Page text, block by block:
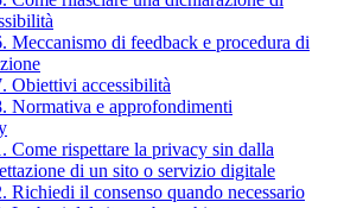
Meccanismo di feedback e procedura di
Obiettivi accessibilità
Normativa e approfondimenti
Come rispettare la privacy sin dalla
di un sito o servizio digitale
Richiedi il consenso quando necessario